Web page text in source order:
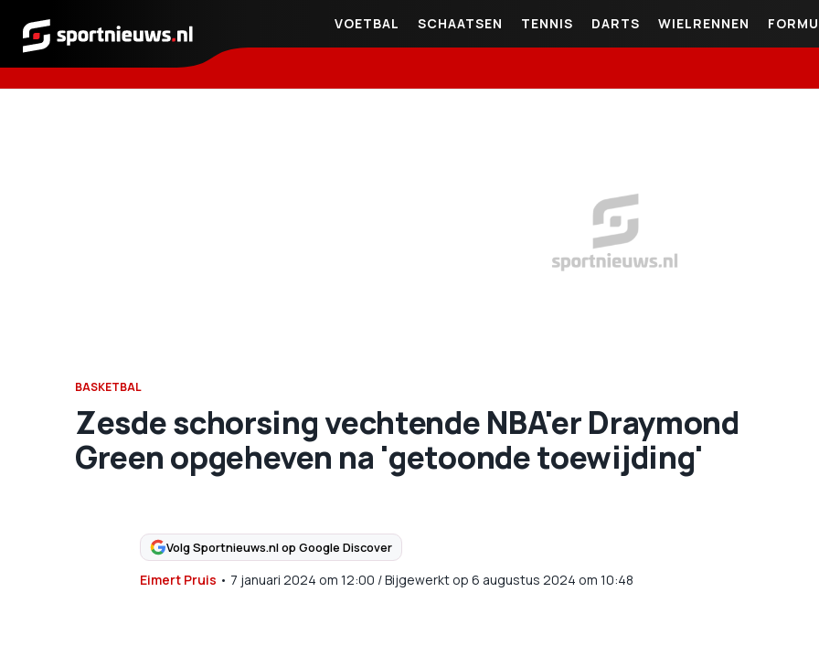
Sportnieuws.nl
VOETBAL SCHAATSEN TENNIS DARTS WIELRENNEN
BASKETBAL
Zesde schorsing vechtende NBA'er Draymond
Green opgeheven na 'getoonde toewijding'
Volg Sportnieuws.nl op Google Discover
Eimert Pruis • 7 januari 2024 om 12:00 /Bijgewerkt op 6 augustus 2024 om 10:48